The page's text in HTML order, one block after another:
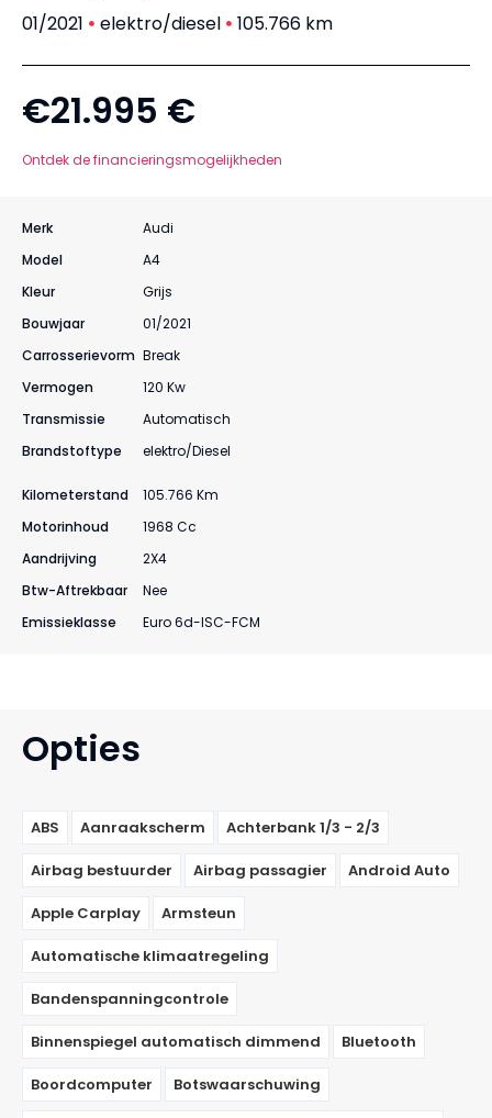
01/2021
elektro/diesel 105.766 km
€21.995 €
Ontdek de financieringsmogelijkheden
Merk
Audi
Model
A4
Kleur
Grijs
Bouwjaar
01/2021
Carrosserievorm Break
Vermogen
120 Kw
Transmissie
Automatisch
Brandstoftype
Elektro/diesel
Kilometerstand
105.766 Km
Motorinhoud
1968 Cc
Aandrijving
2X4
Btw-Aftrekbaar
Nee
Emissieklasse
Euro 6d-ISC-FCM
Opties
ABS Aanraakscherm Achterbank 1/3 - 2/3
Airbag bestuurder Airbag passagier Android Auto
Apple Carplay Armsteun
Automatische klimaatregeling
Bandenspanningcontrole
Binnenspiegel automatisch dimmend Bluetooth
Boordcomputer Botswaarschuwing